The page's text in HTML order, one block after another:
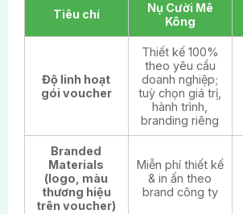
Tiêu chí
Nụ Cười Mê
Kông
Độ linh hoạt
gói voucher
Thiết kế 100%
theo yêu cầu
doanh nghiệp;
tuỳ chọn giá trị,
hành trình,
branding riêng
Branded
Materials
(logo, màu
thương hiệu
trên voucher)
Miễn phí thiết kế
& in ấn theo
brand công ty